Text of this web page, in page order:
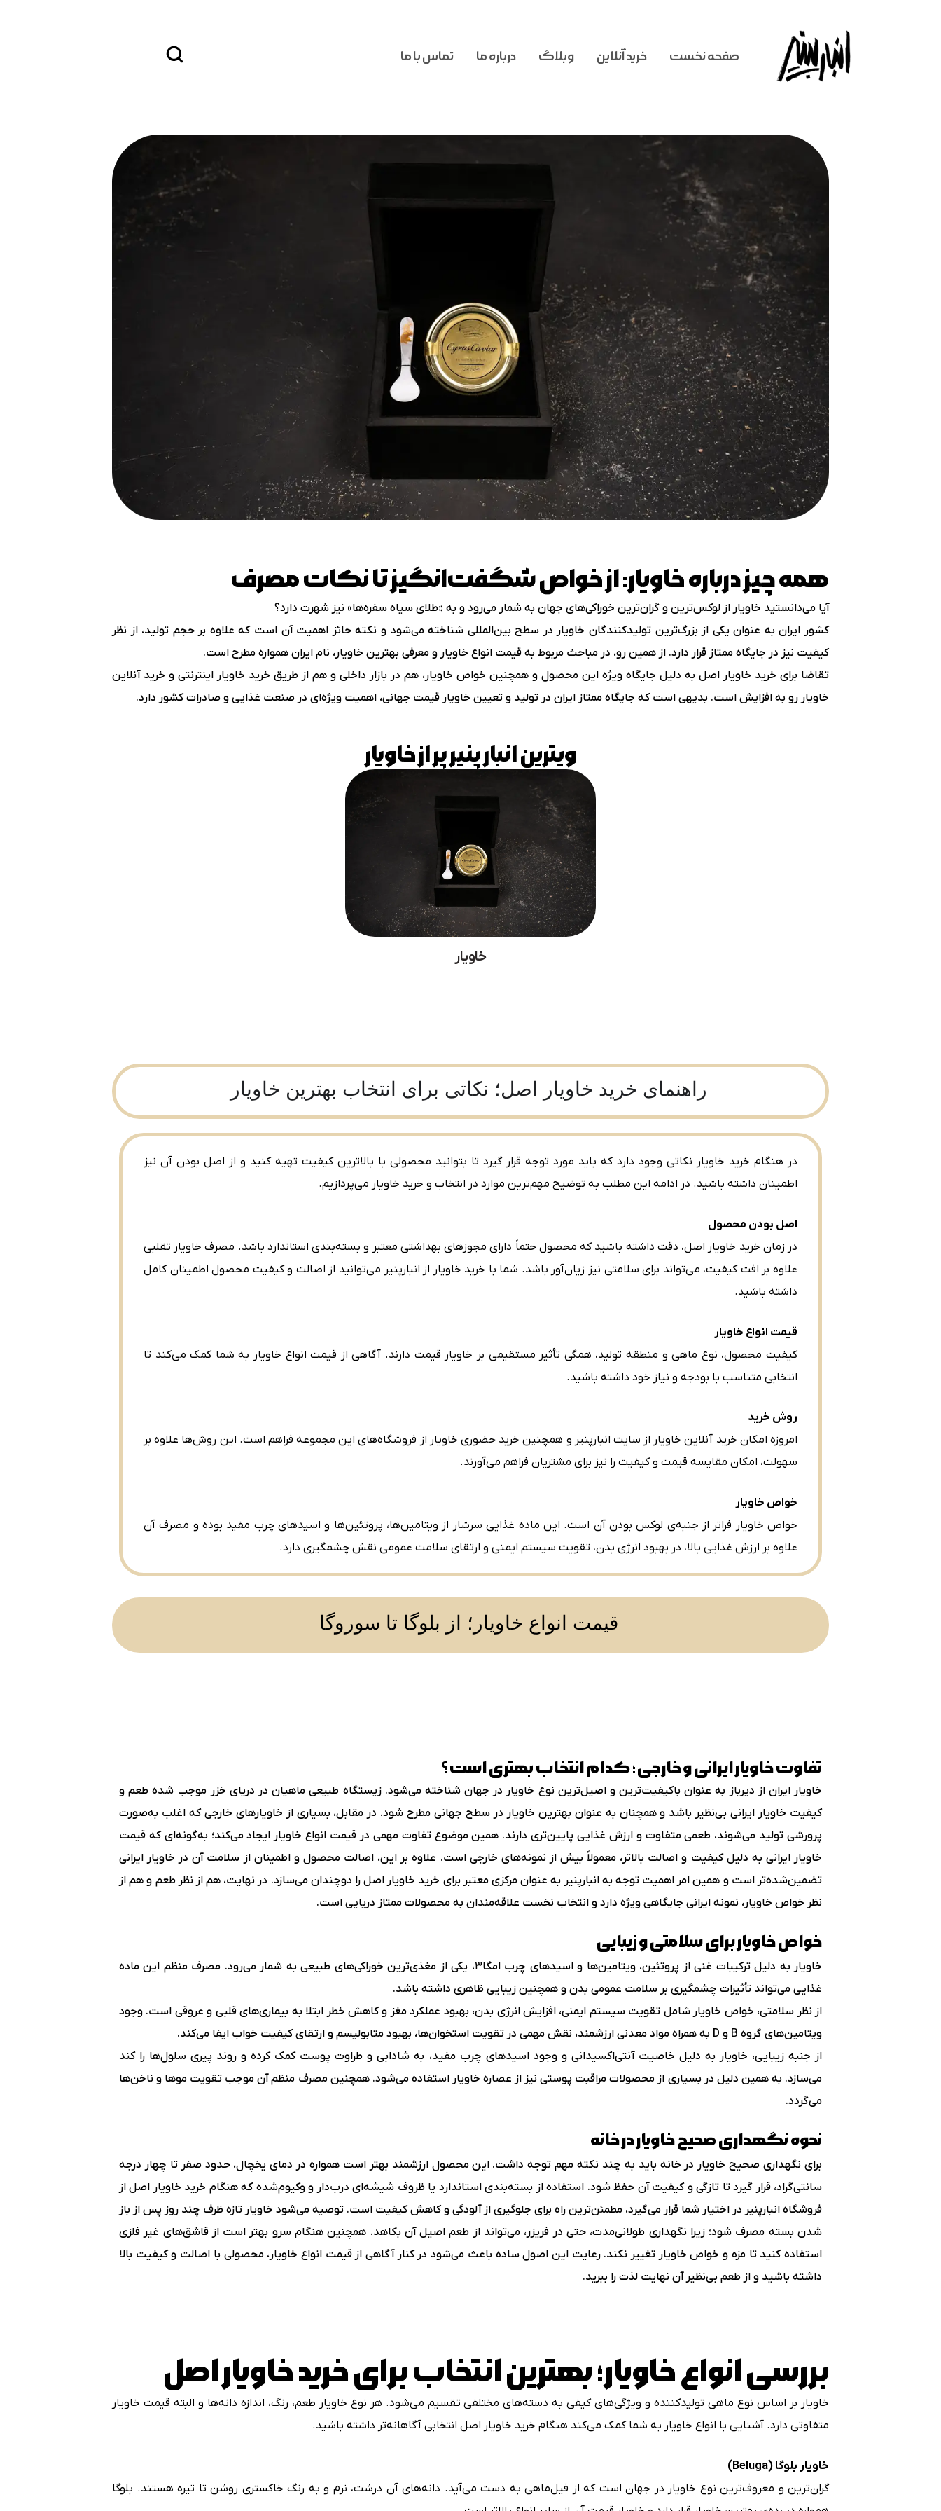
صفحه نخست خرید آنلاین وبلاگ درباره ما تماس با ما
همه چیز درباره خاویار: از خواص شگفت‌انگیز تا نکات مصرف
آیا می‌دانستید خاویار از لوکس‌ترین و گران‌ترین خوراکی‌های جهان به شمار می‌رود و به «طلای سیاه سفره‌ها» نیز شهرت دارد؟
کشور ایران به عنوان یکی از بزرگ‌ترین تولیدکنندگان خاویار در سطح بین‌المللی شناخته می‌شود و نکته حائز اهمیت آن است که علاوه بر حجم تولید، از نظر
کیفیت نیز در جایگاه ممتاز قرار دارد. از همین رو، در مباحث مربوط به قیمت انواع خاویار و معرفی بهترین خاویار، نام ایران همواره مطرح است.
تقاضا برای خرید خاویار اصل به دلیل جایگاه ویژه این محصول و همچنین خواص خاویار، هم در بازار داخلی و هم از طریق خرید خاویار اینترنتی و خرید آنلاین
خاویار رو به افزایش است. بدیهی است که جایگاه ممتاز ایران در تولید و تعیین خاویار قیمت جهانی، اهمیت ویژه‌ای در صنعت غذایی و صادرات کشور دارد.
ویترین انبار پنیر پر از خاویار
خاویار
راهنمای خرید خاویار اصل؛ نکاتی برای انتخاب بهترین خاویار
در هنگام خرید خاویار نکاتی وجود دارد که باید مورد توجه قرار گیرد تا بتوانید محصولی با بالاترین کیفیت تهیه کنید و از اصل بودن آن نیز
اطمینان داشته باشید. در ادامه این مطلب به توضیح مهم‌ترین موارد در انتخاب و خرید خاویار می‌پردازیم.
اصل بودن محصول
در زمان خرید خاویار اصل، دقت داشته باشید که محصول حتماً دارای مجوزهای بهداشتی معتبر و بسته‌بندی استاندارد باشد. مصرف خاویار تقلبی
علاوه بر افت کیفیت، می‌تواند برای سلامتی نیز زیان‌آور باشد. شما با خرید خاویار از انبارپنیر می‌توانید از اصالت و کیفیت محصول اطمینان کامل
داشته باشید.
قیمت انواع خاویار
کیفیت محصول، نوع ماهی و منطقه تولید، همگی تأثیر مستقیمی بر خاویار قیمت دارند. آگاهی از قیمت انواع خاویار به شما کمک می‌کند تا
انتخابی متناسب با بودجه و نیاز خود داشته باشید.
روش خرید
امروزه امکان خرید آنلاین خاویار از سایت انبارپنیر و همچنین خرید حضوری خاویار از فروشگاه‌های این مجموعه فراهم است. این روش‌ها علاوه بر
سهولت، امکان مقایسه قیمت و کیفیت را نیز برای مشتریان فراهم می‌آورند.
خواص خاویار
خواص خاویار فراتر از جنبه‌ی لوکس بودن آن است. این ماده غذایی سرشار از ویتامین‌ها، پروتئین‌ها و اسیدهای چرب مفید بوده و مصرف آن
علاوه بر ارزش غذایی بالا، در بهبود انرژی بدن، تقویت سیستم ایمنی و ارتقای سلامت عمومی نقش چشمگیری دارد.
قیمت انواع خاویار؛ از بلوگا تا سوروگا
تفاوت خاویار ایرانی و خارجی؛ کدام انتخاب بهتری است؟
خاویار ایران از دیرباز به عنوان باکیفیت‌ترین و اصیل‌ترین نوع خاویار در جهان شناخته می‌شود. زیستگاه طبیعی ماهیان در دریای خزر موجب شده طعم و
کیفیت خاویار ایرانی بی‌نظیر باشد و همچنان به عنوان بهترین خاویار در سطح جهانی مطرح شود. در مقابل، بسیاری از خاویارهای خارجی که اغلب به‌صورت
پرورشی تولید می‌شوند، طعمی متفاوت و ارزش غذایی پایین‌تری دارند. همین موضوع تفاوت مهمی در قیمت انواع خاویار ایجاد می‌کند؛ به‌گونه‌ای که قیمت
خاویار ایرانی به دلیل کیفیت و اصالت بالاتر، معمولاً بیش از نمونه‌های خارجی است. علاوه بر این، اصالت محصول و اطمینان از سلامت آن در خاویار ایرانی
تضمین‌شده‌تر است و همین امر اهمیت توجه به انبارپنیر به عنوان مرکزی معتبر برای خرید خاویار اصل را دوچندان می‌سازد. در نهایت، هم از نظر طعم و هم از
نظر خواص خاویار، نمونه ایرانی جایگاهی ویژه دارد و انتخاب نخست علاقه‌مندان به محصولات ممتاز دریایی است.
خواص خاویار برای سلامتی و زیبایی
خاویار به دلیل ترکیبات غنی از پروتئین، ویتامین‌ها و اسیدهای چرب امگا۳، یکی از مغذی‌ترین خوراکی‌های طبیعی به شمار می‌رود. مصرف منظم این ماده
غذایی می‌تواند تأثیرات چشمگیری بر سلامت عمومی بدن و همچنین زیبایی ظاهری داشته باشد.
از نظر سلامتی، خواص خاویار شامل تقویت سیستم ایمنی، افزایش انرژی بدن، بهبود عملکرد مغز و کاهش خطر ابتلا به بیماری‌های قلبی و عروقی است. وجود
ویتامین‌های گروه B و D به همراه مواد معدنی ارزشمند، نقش مهمی در تقویت استخوان‌ها، بهبود متابولیسم و ارتقای کیفیت خواب ایفا می‌کند.
از جنبه زیبایی، خاویار به دلیل خاصیت آنتی‌اکسیدانی و وجود اسیدهای چرب مفید، به شادابی و طراوت پوست کمک کرده و روند پیری سلول‌ها را کند
می‌سازد. به همین دلیل در بسیاری از محصولات مراقبت پوستی نیز از عصاره خاویار استفاده می‌شود. همچنین مصرف منظم آن موجب تقویت موها و ناخن‌ها
می‌گردد.
نحوه نگهداری صحیح خاویار در خانه
برای نگهداری صحیح خاویار در خانه باید به چند نکته مهم توجه داشت. این محصول ارزشمند بهتر است همواره در دمای یخچال، حدود صفر تا چهار درجه
سانتی‌گراد، قرار گیرد تا تازگی و کیفیت آن حفظ شود. استفاده از بسته‌بندی استاندارد یا ظروف شیشه‌ای درب‌دار و وکیوم‌شده که هنگام خرید خاویار اصل از
فروشگاه انبارپنیر در اختیار شما قرار می‌گیرد، مطمئن‌ترین راه برای جلوگیری از آلودگی و کاهش کیفیت است. توصیه می‌شود خاویار تازه ظرف چند روز پس از باز
شدن بسته مصرف شود؛ زیرا نگهداری طولانی‌مدت، حتی در فریزر، می‌تواند از طعم اصیل آن بکاهد. همچنین هنگام سرو بهتر است از قاشق‌های غیر فلزی
استفاده کنید تا مزه و خواص خاویار تغییر نکند. رعایت این اصول ساده باعث می‌شود در کنار آگاهی از قیمت انواع خاویار، محصولی با اصالت و کیفیت بالا
داشته باشید و از طعم بی‌نظیر آن نهایت لذت را ببرید.
بررسی انواع خاویار؛ بهترین انتخاب برای خرید خاویار اصل
خاویار بر اساس نوع ماهی تولیدکننده و ویژگی‌های کیفی به دسته‌های مختلفی تقسیم می‌شود. هر نوع خاویار طعم، رنگ، اندازه دانه‌ها و البته قیمت خاویار
متفاوتی دارد. آشنایی با انواع خاویار به شما کمک می‌کند هنگام خرید خاویار اصل انتخابی آگاهانه‌تر داشته باشید.
خاویار بلوگا (Beluga)
گران‌ترین و معروف‌ترین نوع خاویار در جهان است که از فیل‌ماهی به دست می‌آید. دانه‌های آن درشت، نرم و به رنگ خاکستری روشن تا تیره هستند. بلوگا